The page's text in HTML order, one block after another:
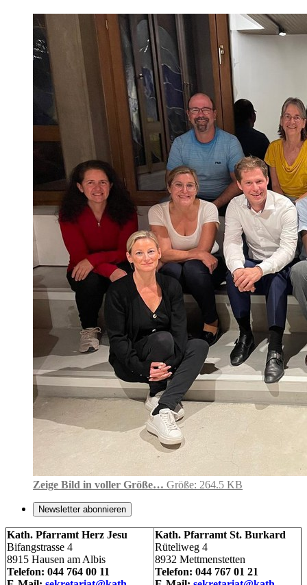
Zeige Bild in voller Größe… Größe: 264.5 KB
Newsletter abonnieren
Kath. Pfarramt Herz Jesu
Bifangstrasse 4
8915 Hausen am Albis
Telefon: 044 764 00 11
Kath. Pfarramt St. Burkard
Rüteliweg 4
8932 Mettmenstetten
Telefon: 044 767 01 21